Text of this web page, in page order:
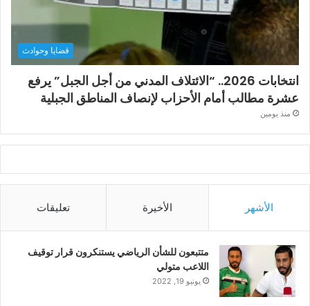
قضايا وحوادث
انتخابات 2026.. “الائتلاف المدني من أجل الجبل” يرفع
عشرة مطالب أمام الأحزاب لإنصاف المناطق الجبلية
منذ يومين
الأشهر الأخيرة تعليقات
متتبعون للشأن الرياضي يستنكرون قرار توقيف
اللاعب متولي
يونيو 19, 2022